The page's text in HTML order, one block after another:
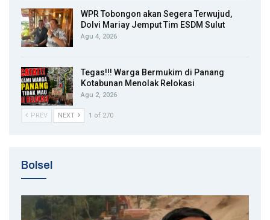
WPR Tobongon akan Segera Terwujud,
Dolvi Mariay Jemput Tim ESDM Sulut
Agu 4, 2026
Tegas!!! Warga Bermukim di Panang
Kotabunan Menolak Relokasi
Agu 2, 2026
PREV NEXT 1 of 270
Bolsel